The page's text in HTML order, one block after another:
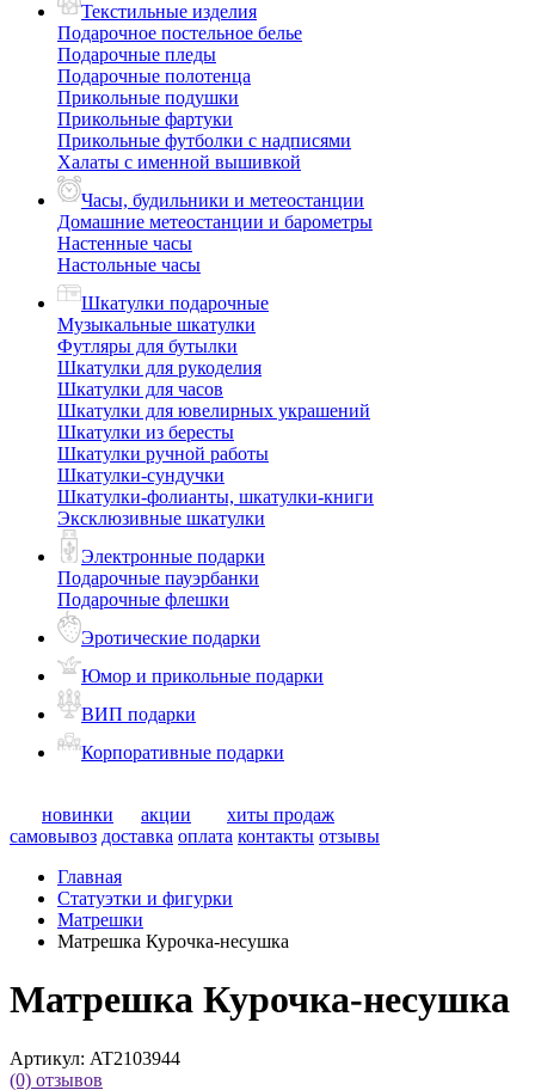
Текстильные изделия
Подарочное постельное белье
Подарочные пледы
Подарочные полотенца
Прикольные подушки
Прикольные фартуки
Прикольные футболки с надписями
Халаты с именной вышивкой
Часы, будильники и метеостанции
Домашние метеостанции и барометры
Настенные часы
Настольные часы
Шкатулки подарочные
Музыкальные шкатулки
Футляры для бутылки
Шкатулки для рукоделия
Шкатулки для часов
Шкатулки для ювелирных украшений
Шкатулки из бересты
Шкатулки ручной работы
Шкатулки-сундучки
Шкатулки-фолианты, шкатулки-книги
Эксклюзивные шкатулки
Электронные подарки
Подарочные пауэрбанки
Подарочные флешки
Эротические подарки
Юмор и прикольные подарки
ВИП подарки
Корпоративные подарки
новинки акции
хиты продаж
самовывоз доставка оплата контакты отзывы
Главная
Статуэтки и фигурки
Матрешки
Матрешка Курочка-несушка
Матрешка Курочка-несушка
Артикул: AT2103944
(0) отзывов